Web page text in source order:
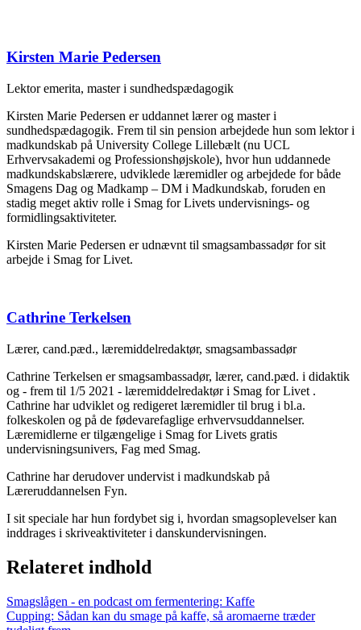
Kirsten Marie Pedersen
Lektor emerita, master i sundhedspædagogik
Kirsten Marie Pedersen er uddannet lærer og master i
sundhedspædagogik. Frem til sin pension arbejdede hun som lektor i
madkundskab på University College Lillebælt (nu UCL
Erhvervsakademi og Professionshøjskole), hvor hun uddannede
madkundskabslærere, udviklede læremidler og arbejdede for både
Smagens Dag og Madkamp – DM i Madkundskab, foruden en
stadig meget aktiv rolle i Smag for Livets undervisnings- og
formidlingsaktiviteter.
Kirsten Marie Pedersen er udnævnt til smagsambassadør for sit
arbejde i Smag for Livet.
Cathrine Terkelsen
Lærer, cand.pæd., læremiddelredaktør, smagsambassadør
Cathrine Terkelsen er smagsambassadør, lærer, cand.pæd. i didaktik
og - frem til 1/5 2021 - læremiddelredaktør i Smag for Livet .
Cathrine har udviklet og redigeret læremidler til brug i bl.a.
folkeskolen og på de fødevarefaglige erhvervsuddannelser.
Læremidlerne er tilgængelige i Smag for Livets gratis
undervisningsunivers, Fag med Smag.
Cathrine har derudover undervist i madkundskab på
Læreruddannelsen Fyn.
I sit speciale har hun fordybet sig i, hvordan smagsoplevelser kan
inddrages i skriveaktiviteter i danskundervisningen.
Relateret indhold
Smagslågen - en podcast om fermentering: Kaffe
Cupping: Sådan kan du smage på kaffe, så aromaerne træder